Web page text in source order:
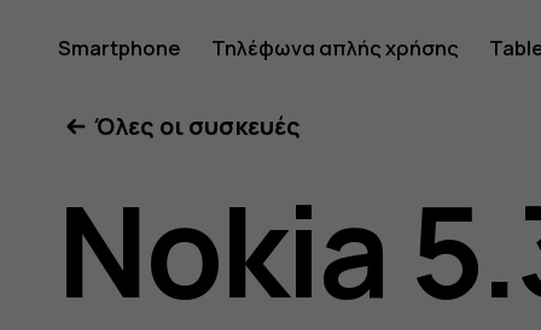
Οδηγίες
χρήσης
Smartphone Τηλέφωνα απλής χρήσης
Όλες οι συσκευές
Nokia